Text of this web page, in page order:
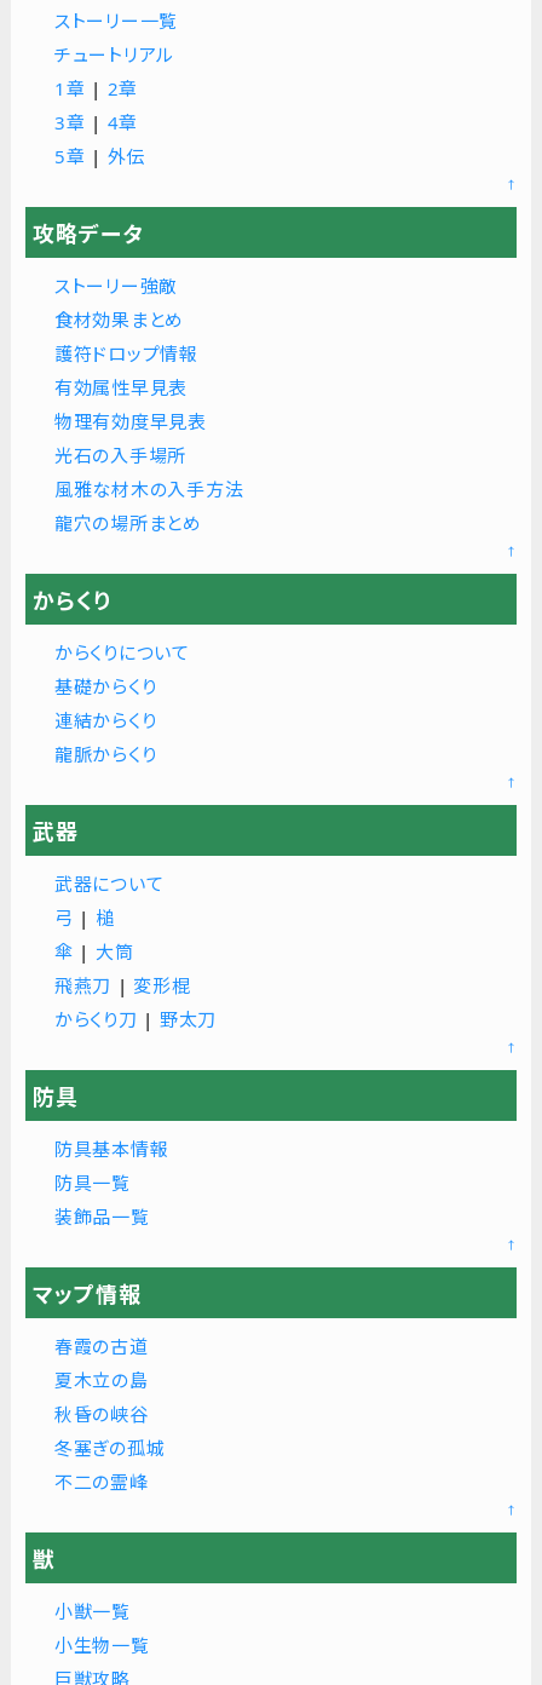
ストーリー一覧
チュートリアル
1章 | 2章
3章 | 4章
5章 | 外伝
↑
攻略データ
ストーリー強敵
食材効果まとめ
護符ドロップ情報
有効属性早見表
物理有効度早見表
光石の入手場所
風雅な材木の入手方法
龍穴の場所まとめ
↑
からくり
からくりについて
基礎からくり
連結からくり
龍脈からくり
↑
武器
武器について
弓 | 槌
傘 | 大筒
飛燕刀 | 変形棍
からくり刀 | 野太刀
↑
防具
防具基本情報
防具一覧
装飾品一覧
↑
マップ情報
春霞の古道
夏木立の島
秋昏の峡谷
冬塞ぎの孤城
不二の霊峰
↑
獣
小獣一覧
小生物一覧
巨獣攻略